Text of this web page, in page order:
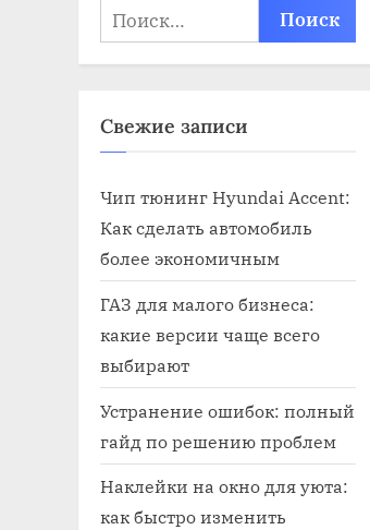
Найти:
Свежие записи
Чип тюнинг Hyundai Accent:
Как сделать автомобиль
более экономичным
ГАЗ для малого бизнеса:
какие версии чаще всего
выбирают
Устранение ошибок: полный
гайд по решению проблем
Наклейки на окно для уюта:
как быстро изменить